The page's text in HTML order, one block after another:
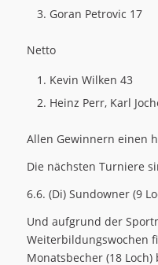
Goran Petrovic 17
Netto
Kevin Wilken 43
Heinz Perr, Karl
Allen Gewinnern einen
Die nächsten Turniere
6.6. (Di) Sundowner (9
Und aufgrund der
Weiterbildungswochen
Monatsbecher (18